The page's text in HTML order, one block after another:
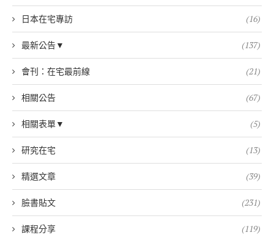
日本在宅專訪 (16)
最新公告▼ (137)
會刊：在宅最前線 (21)
相關公告 (67)
相關表單▼ (5)
研究在宅 (13)
精選文章 (39)
臉書貼文 (231)
課程分享 (119)